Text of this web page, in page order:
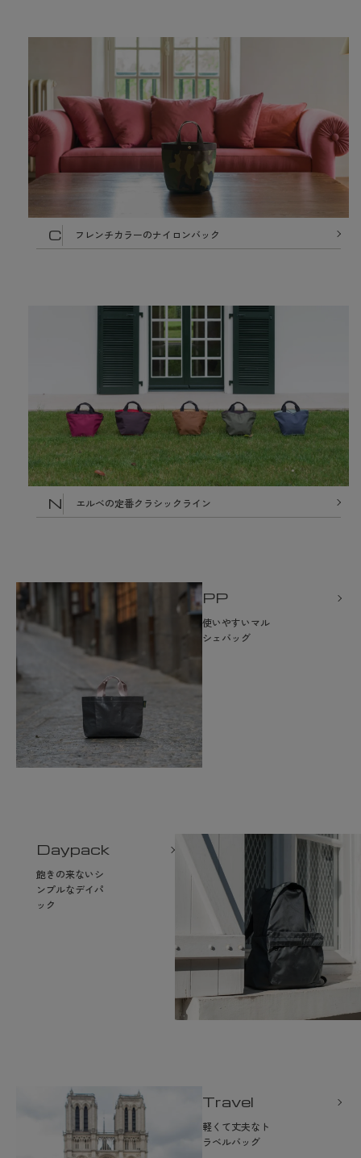
C フレンチカラーのナイロンバック
N エルベの定番クラシックライン
PP
使いやすいマル
シェバッグ
Daypack
飽きの来ないシ
ンプルなデイパ
ック
Travel
軽くて丈夫なト
ラベルバッグ